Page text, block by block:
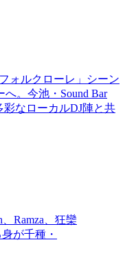
ォルクローレ」シーン
。今池・Sound Bar
彩なローカルDJ陣と共
Ramza、狂欒
が千種・